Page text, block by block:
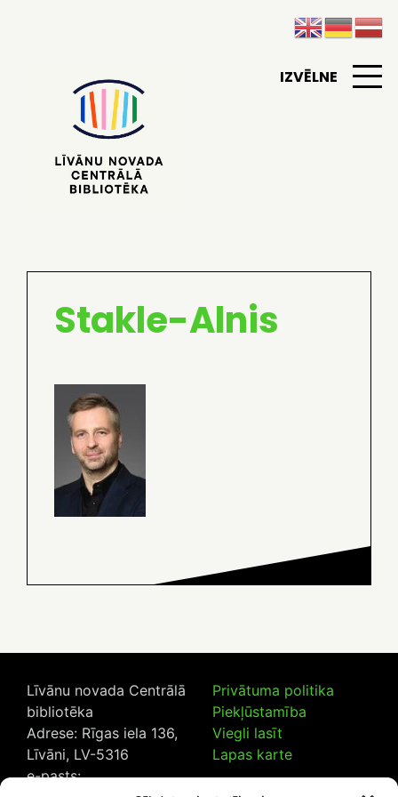
IZVĒLNE
Stakle-Alnis
Līvānu novada Centrālā
bibliotēka
Adrese: Rīgas iela 136,
Līvāni, LV-5316
e-pasts:
Privātuma politika
Piekļūstamība
Viegli lasīt
Lapas karte